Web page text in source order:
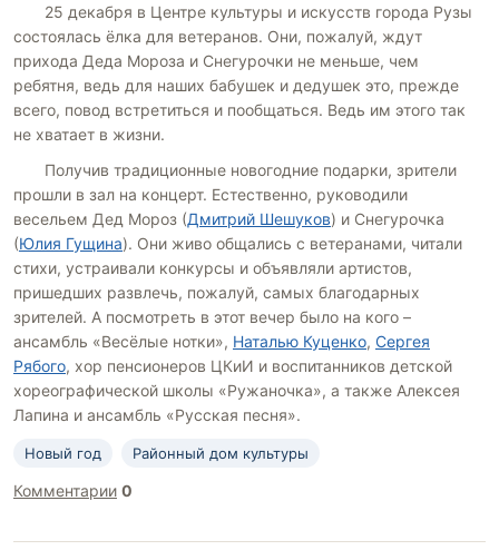
25 декабря в Центре культуры и искусств города Рузы
состоялась ёлка для ветеранов. Они, пожалуй, ждут
прихода Деда Мороза и Снегурочки не меньше, чем
ребятня, ведь для наших бабушек и дедушек это, прежде
всего, повод встретиться и пообщаться. Ведь им этого так
не хватает в жизни.
Получив традиционные новогодние подарки, зрители
прошли в зал на концерт. Естественно, руководили
весельем Дед Мороз (Дмитрий Шешуков) и Снегурочка
(Юлия Гущина). Они живо общались с ветеранами, читали
стихи, устраивали конкурсы и объявляли артистов,
пришедших развлечь, пожалуй, самых благодарных
зрителей. А посмотреть в этот вечер было на кого –
ансамбль «Весёлые нотки», Наталью Куценко, Сергея
Рябого, хор пенсионеров ЦКиИ и воспитанников детской
хореографической школы «Ружаночка», а также Алексея
Лапина и ансамбль «Русская песня».
Новый год Районный дом культуры
Комментарии 0